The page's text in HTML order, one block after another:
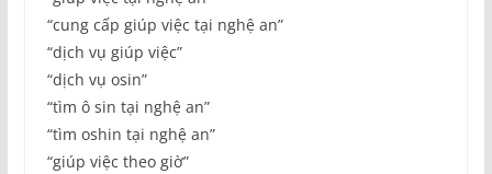
“cung cấp giúp việc tại nghệ an”
“dịch vụ giúp việc”
“dịch vụ osin”
“tìm ô sin tại nghệ an”
“tìm oshin tại nghệ an”
“giúp việc theo giờ”